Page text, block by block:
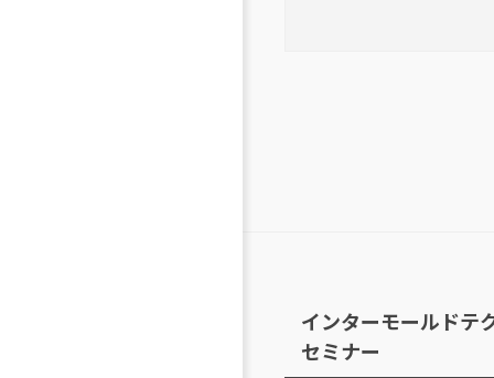
インターモールドテ
セミナー